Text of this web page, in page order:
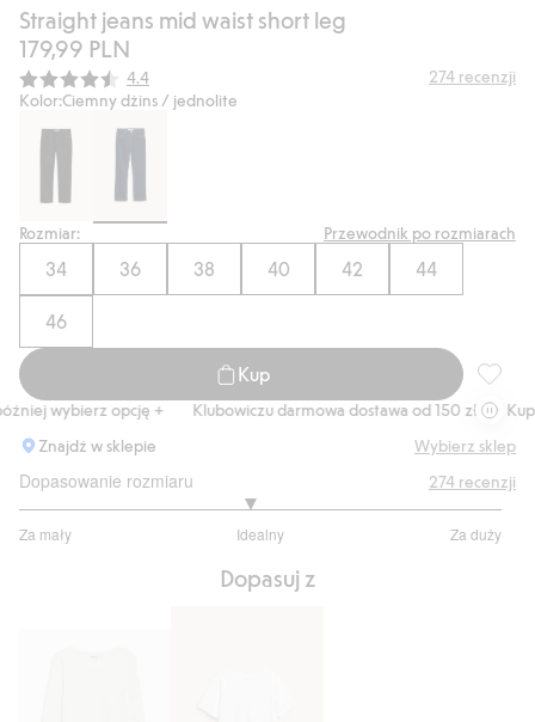
Straight jeans mid waist short leg
179,99 PLN
Średnia ocena:
4.4 274 recenzji
Kolor:Ciemny dżins / jednolite
Rozmiar: Przewodnik po rozmiarach
34 36 38 40 42 44
46
Kup
wybierz opcję + Klubowiczu darmowa dostawa od 150 zł
Kup
Znajdź w sklepie
Wybierz sklep
Dopasowanie rozmiaru
Za mały Idealny Za duży
na
274 recenzji
Dopasuj z